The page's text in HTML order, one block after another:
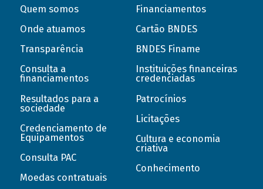
Quem somos
Onde atuamos
Transparência
Consulta a
financiamentos
Resultados para a
sociedade
Credenciamento de
Equipamentos
Consulta PAC
Moedas contratuais
Financiamentos
Cartão BNDES
BNDES Finame
Instituições financeiras
credenciadas
Patrocínios
Licitações
Cultura e economia
criativa
Conhecimento